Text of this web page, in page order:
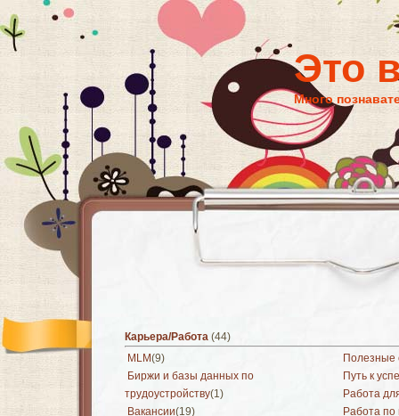
Это
Много
Карьера/Работа (44)
MLM(9)
Биржи и базы данных по
трудоустройству(1)
Вакансии(19)
Полезные
Путь к
Работа
Работа по